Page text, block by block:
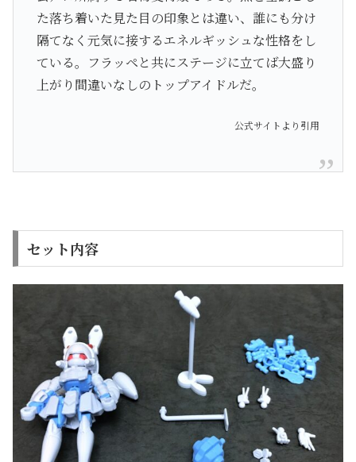
た落ち着いた見た目の印象とは違い、誰にも分け
隔てなく元気に接するエネルギッシュな性格をし
ている。フラッペと共にステージに立てば大盛り
上がり間違いなしのトップアイドルだ。
公式サイトより引用
セット内容